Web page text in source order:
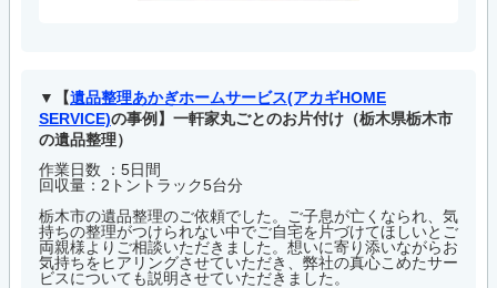
【遺品整理あかぎホームサービス(アカギHOME
SERVICE)の事例】一軒家丸ごとのお片付け（栃木県栃木市
の遺品整理）
作業日数 ：5日間
回収量：2トントラック5台分
栃木市の遺品整理のご依頼でした。ご子息が亡くなられ、気
持ちの整理がつけられない中でご自宅を片づけてほしいとご
両親様よりご相談いただきました。想いに寄り添いながらお
気持ちをヒアリングさせていただき、弊社の真心こめたサー
ビスについても説明させていただきました。